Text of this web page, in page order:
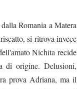
Romania a Matera
si ritrova invece
Nichita recide
di origine. Delusioni,
prova Adriana, ma il